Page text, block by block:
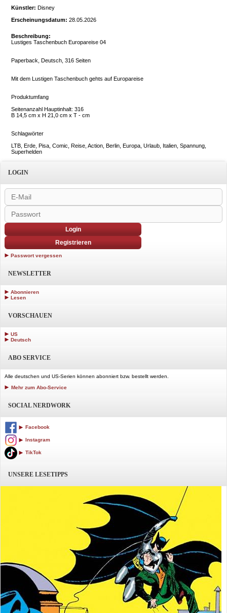
Künstler: Disney
Erscheinungsdatum: 28.05.2026
Beschreibung:
Lustiges Taschenbuch Europareise 04
Paperback, Deutsch, 316 Seiten
Mit dem Lustigen Taschenbuch gehts auf Europareise
Produktumfang
Seitenanzahl Hauptinhalt: 316
B 14,5 cm x H 21,0 cm x T - cm
Schlagwörter
LTB, Erde, Pisa, Comic, Reise, Action, Berlin, Europa, Urlaub, Italien, Spannung,
Superhelden
LOGIN
Login
Registrieren
Passwort vergessen
NEWSLETTER
Abonnieren
Lesen
VORSCHAUEN
US
Deutsch
ABO SERVICE
Alle deutschen und US-Serien können abonniert bzw. bestellt werden.
Mehr zum Abo-Service
SOCIAL NERDWORK
Facebook
Instagram
TikTok
UNSERE LESETIPPS